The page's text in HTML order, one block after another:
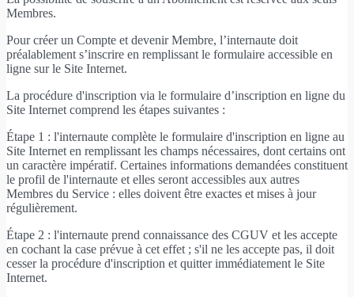
Membres.
Pour créer un Compte et devenir Membre, l’internaute doit
préalablement s’inscrire en remplissant le formulaire accessible en
ligne sur le Site Internet.
La procédure d'inscription via le formulaire d’inscription en ligne du
Site Internet comprend les étapes suivantes :
Étape 1 : l'internaute complète le formulaire d'inscription en ligne au
Site Internet en remplissant les champs nécessaires, dont certains ont
un caractère impératif. Certaines informations demandées constituent
le profil de l'internaute et elles seront accessibles aux autres
Membres du Service : elles doivent être exactes et mises à jour
régulièrement.
Étape 2 : l'internaute prend connaissance des CGUV et les accepte
en cochant la case prévue à cet effet ; s'il ne les accepte pas, il doit
cesser la procédure d'inscription et quitter immédiatement le Site
Internet.